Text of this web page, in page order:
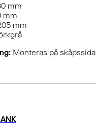
mm
mm
mm
Monteras på skåpssida